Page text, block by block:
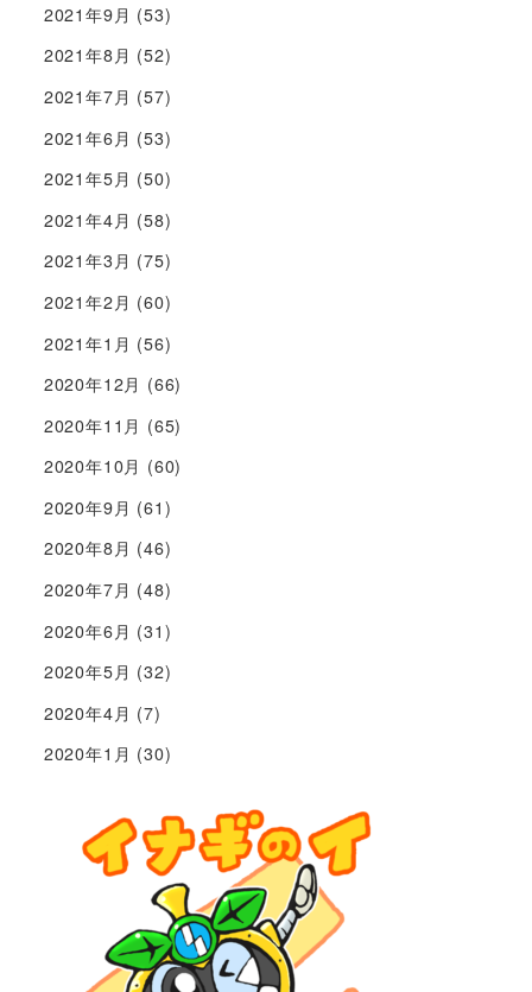
2021年9月 (53)
2021年8月 (52)
2021年7月 (57)
2021年6月 (53)
2021年5月 (50)
2021年4月 (58)
2021年3月 (75)
2021年2月 (60)
2021年1月 (56)
2020年12月 (66)
2020年11月 (65)
2020年10月 (60)
2020年9月 (61)
2020年8月 (46)
2020年7月 (48)
2020年6月 (31)
2020年5月 (32)
2020年4月 (7)
2020年1月 (30)